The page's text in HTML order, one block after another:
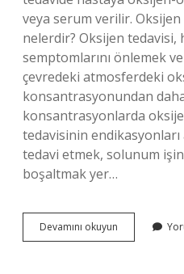
veya serum verilir.
nelerdir? Oksijen
semptomlarını önlemek
çevredeki atmosferdeki
konsantrasyonundan
konsantrasyonlarda
tedavisinin
tedavi etmek, solunum
boşaltmak yer…
Devamını okuyun
Tedavisi